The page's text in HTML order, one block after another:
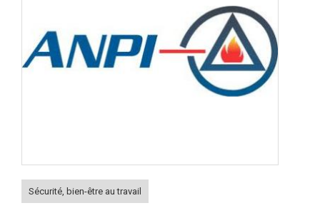
Sécurité, bien-être au travail